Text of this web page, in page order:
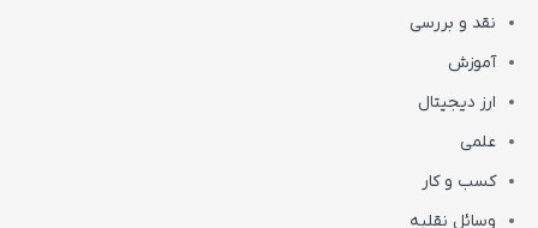
نقد و بررسی
آموزش
ارز دیجیتال
علمی
کسب و کار
وسائل نقلیه